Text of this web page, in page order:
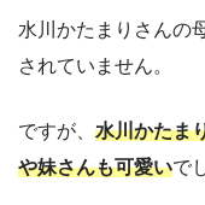
水川かたまりさんの
されていません。
ですが、 水川かたま
や妹さんも可愛いで